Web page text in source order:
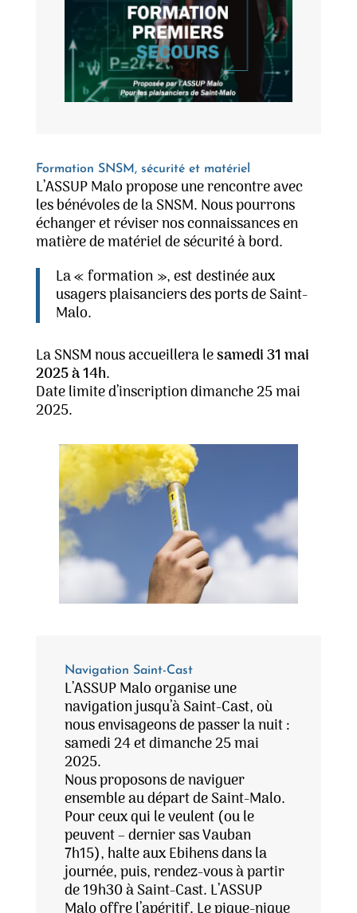
Formation SNSM, sécurité et matériel
L’ASSUP Malo propose une rencontre avec
les bénévoles de la SNSM. Nous pourrons
échanger et réviser nos connaissances en
matière de matériel de sécurité à bord.
La « formation », estdestinée aux
usagers plaisanciers des ports de Saint-
Malo.
La SNSM nous accueillera lesamedi 31 mai
2025 à 14h.
Date limite d’inscription dimanche 25 mai
2025.
Navigation Saint-Cast
L’ASSUP Malo organise une
navigation jusqu’à Saint-Cast, où
nous envisageons de passer la nuit :
samedi 24 et dimanche 25 mai
2025.
Nous proposons de naviguer
ensemble au départ de Saint-Malo.
Pour ceux qui le veulent (ou le
peuvent – dernier sas Vauban
7h15), halte aux Ebihens dans la
journée, puis, rendez-vous à partir
de 19h30 à Saint-Cast. L’ASSUP